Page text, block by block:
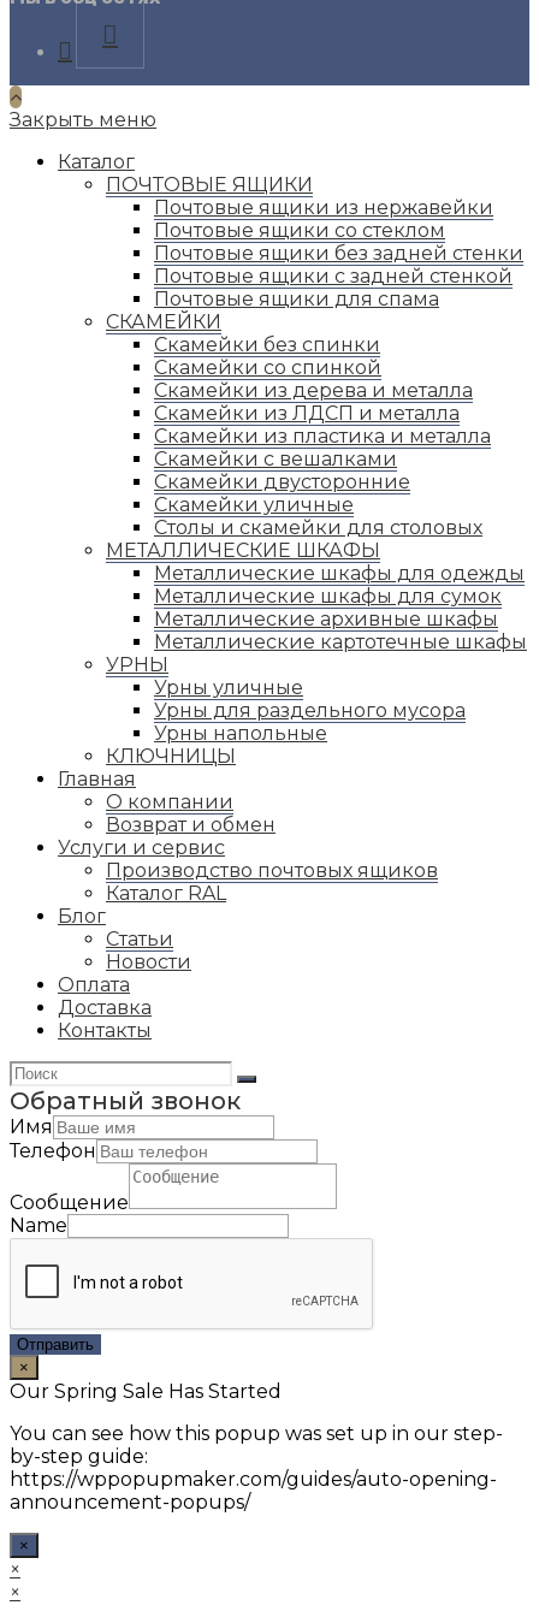
Opens
in
a
new
tab
Закрыть меню
Каталог
ПОЧТОВЫЕ ЯЩИКИ
Почтовые ящики из нержавейки
Почтовые ящики со стеклом
Почтовые ящики без задней стенки
Почтовые ящики с задней стенкой
Почтовые ящики для спама
СКАМЕЙКИ
Скамейки без спинки
Скамейки со спинкой
Скамейки из дерева и металла
Скамейки из ЛДСП и металла
Скамейки из пластика и металла
Скамейки с вешалками
Скамейки двусторонние
Скамейки уличные
Столы и скамейки для столовых
МЕТАЛЛИЧЕСКИЕ ШКАФЫ
Металлические шкафы для одежды
Металлические шкафы для сумок
Металлические архивные шкафы
Металлические картотечные шкафы
УРНЫ
Урны уличные
Урны для раздельного мусора
Урны напольные
КЛЮЧНИЦЫ
Главная
О компании
Возврат и обмен
Услуги и сервис
Производство почтовых ящиков
Каталог RAL
Блог
Статьи
Новости
Оплата
Доставка
Контакты
Обратный звонок
Имя
Телефон
Сообщение
Name
Отправить
×
Our Spring Sale Has Started
You can see how this popup was set up in our step-
by-step guide:
https://wppopupmaker.com/guides/auto-opening-
announcement-popups/
×
×
×